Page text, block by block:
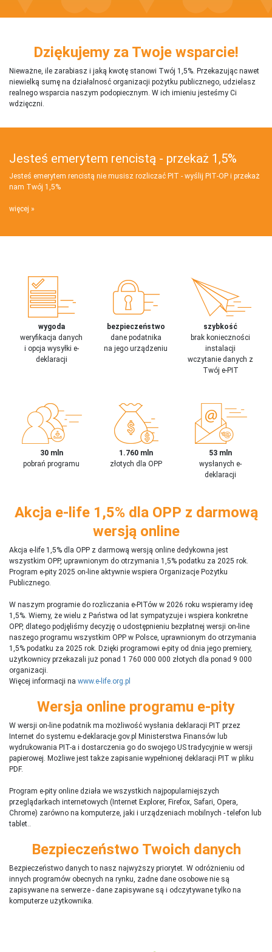
Dziękujemy za Twoje wsparcie!
Nieważne, ile zarabiasz i jaką kwotę stanowi Twój 1,5%. Przekazując nawet
niewielką sumę na działalnosć organizacji pożytku publicznego, udzielasz
realnego wsparcia naszym podopiecznym. W ich imieniu jesteśmy Ci
wdzięczni.
Jesteś emerytem rencistą - przekaż 1,5%
Jesteś emerytem rencistą nie musisz rozliczać PIT - wyślij PIT‑OP i przekaż
nam Twój 1,5%
więcej
wygoda
weryfikacja danych
i opcja wysyłki e-
deklaracji
bezpieczeństwo
dane podatnika
na jego urządzeniu
szybkość
brak konieczności
instalacji
wczytanie danych z
Twój e-PIT
30 mln
pobrań programu
1.760 mln
złotych dla OPP
53 mln
wysłanych e-
deklaracji
Akcja e-life 1,5% dla OPP z darmową
wersją online
Akcja e-life 1,5% dla OPP z darmową wersją online dedykowna jest
wszystkim OPP, uprawnionym do otrzymania 1,5% podatku za 2025 rok.
Program e-pity 2025 on-line aktywnie wspiera Organizacje Pożytku
Publicznego.
W naszym programie do rozliczania e-PITów w 2026 roku wspieramy ideę
1,5%. Wiemy, że wielu z Państwa od lat sympatyzuje i wspiera konkretne
OPP, dlatego podjęliśmy decyzję o udostępnieniu bezpłatnej wersji on-line
naszego programu wszystkim OPP w Polsce, uprawnionym do otrzymania
1,5% podatku za 2025 rok. Dzięki programowi e-pity od dnia jego premiery,
użytkownicy przekazali już ponad 1 760 000 000 złotych dla ponad 9 000
organizacji.
Więcej informacji na www.e-life.org.pl
Wersja online programu e-pity
W wersji on-line podatnik ma możliwość wysłania deklaracji PIT przez
Internet do systemu e-deklaracje.gov.pl Ministerstwa Finansów lub
wydrukowania PIT-a i dostarczenia go do swojego US tradycyjnie w wersji
papierowej. Możliwe jest także zapisanie wypełnionej deklaracji PIT w pliku
PDF.
Program e-pity online działa we wszystkich najpopularniejszych
przeglądarkach internetowych (Internet Explorer, Firefox, Safari, Opera,
Chrome) zarówno na komputerze, jaki i urządzeniach mobilnych - telefon lub
tablet..
Bezpieczeństwo Twoich danych
Bezpieczeństwo danych to nasz najwyższy priorytet. W odróżnieniu od
innych programów obecnych na rynku, żadne dane osobowe nie są
zapisywane na serwerze - dane zapisywane są i odczytywane tylko na
komputerze użytkownika.